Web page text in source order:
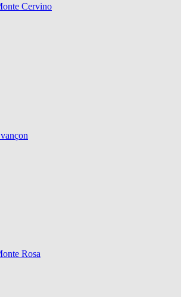
Cervino
Rosa